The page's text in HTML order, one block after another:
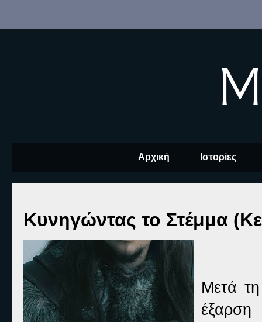
Αρχική Ιστορίες
Κυνηγώντας το Στέμμα
Μετά